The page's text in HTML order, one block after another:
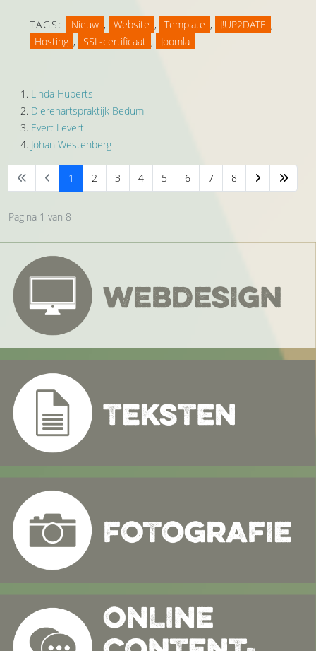
TAGS: Nieuw , Website , Template , J!UP2DATE ,
Hosting , SSL-certificaat , Joomla
Linda Huberts
Dierenartspraktijk Bedum
Evert Levert
Johan Westenberg
1 2 3 4 5 6 7 8
Pagina 1 van 8